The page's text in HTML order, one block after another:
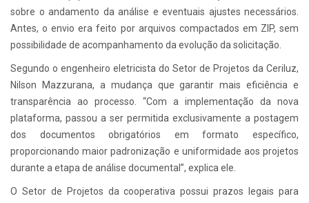
sobre o andamento da análise e eventuais ajustes necessários.
Antes, o envio era feito por arquivos compactados em ZIP, sem
possibilidade de acompanhamento da evolução da solicitação.
Segundo o engenheiro eletricista do Setor de Projetos da Ceriluz,
Nilson Mazzurana, a mudança que garantir mais eficiência e
transparência ao processo. “Com a implementação da nova
plataforma, passou a ser permitida exclusivamente a postagem
dos documentos obrigatórios em formato específico,
proporcionando maior padronização e uniformidade aos projetos
durante a etapa de análise documental”, explica ele.
O Setor de Projetos da cooperativa possui prazos legais para